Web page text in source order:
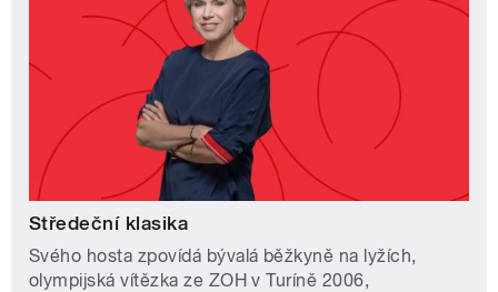
Středeční klasika
Svého hosta zpovídá bývalá běžkyně na lyžích,
olympijská vítězka ze ZOH v Turíně 2006,